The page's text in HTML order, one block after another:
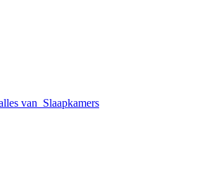
van Slaapkamers